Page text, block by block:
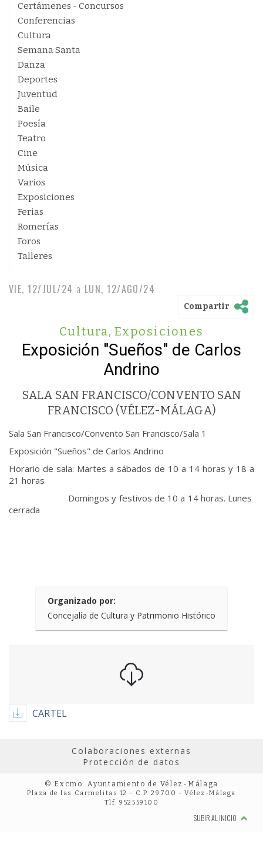
Certámenes - Concursos
Conferencias
Cultura
Semana Santa
Danza
Deportes
Juventud
Baile
Poesía
Teatro
Cine
Música
Varios
Exposiciones
Ferias
Romerías
Foros
Talleres
VIE, 12/JUL/24 a LUN, 12/AGO/24
Compartir
Cultura, Exposiciones
Exposición "Sueños" de Carlos
Andrino
SALA SAN FRANCISCO/CONVENTO SAN
FRANCISCO (VÉLEZ-MÁLAGA)
Sala San Francisco/Convento San Francisco/Sala 1
Exposición "Sueños" de Carlos Andrino
Horario de sala: Martes a sábados de 10 a 14 horas y 18 a
21 horas
Domingos y festivos de 10 a 14 horas. Lunes
cerrada
Organizado por:
Concejalía de Cultura y Patrimonio Histórico
CARTEL
Colaboraciones externas
Protección de datos
© Excmo. Ayuntamiento de Vélez-Málaga
Plaza de las Carmelitas 12 - C.P. 29700 - Vélez-Málaga
Tlf: 952559100
SUBIR AL INICIO